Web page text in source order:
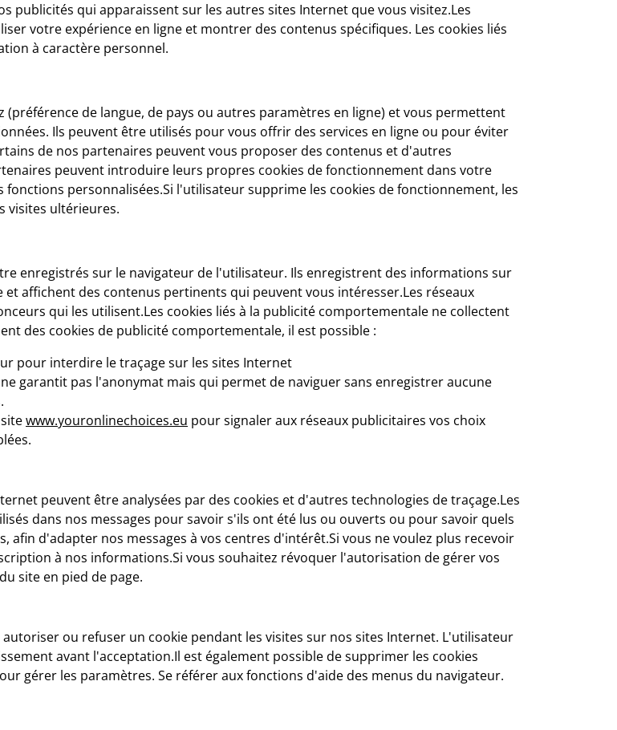
publicités qui apparaissent sur les autres sites Internet que vous visitez.Les
votre expérience en ligne et montrer des contenus spécifiques. Les cookies liés
à caractère personnel.
de langue, de pays ou autres paramètres en ligne) et vous permettent
Ils peuvent être utilisés pour vous offrir des services en ligne ou pour éviter
de nos partenaires peuvent vous proposer des contenus et d'autres
peuvent introduire leurs propres cookies de fonctionnement dans votre
personnalisées.Si l'utilisateur supprime les cookies de fonctionnement, les
visites ultérieures.
enregistrés sur le navigateur de l'utilisateur. Ils enregistrent des informations sur
affichent des contenus pertinents qui peuvent vous intéresser.Les réseaux
qui les utilisent.Les cookies liés à la publicité comportementale ne collectent
des cookies de publicité comportementale, il est possible :
pour interdire le traçage sur les sites Internet
garantit pas l'anonymat mais qui permet de naviguer sans enregistrer aucune
www.youronlinechoices.eu pour signaler aux réseaux publicitaires vos choix
peuvent être analysées par des cookies et d'autres technologies de traçage.Les
dans nos messages pour savoir s'ils ont été lus ou ouverts ou pour savoir quels
afin d'adapter nos messages à vos centres d'intérêt.Si vous ne voulez plus recevoir
à nos informations.Si vous souhaitez révoquer l'autorisation de gérer vos
site en pied de page.
ou refuser un cookie pendant les visites sur nos sites Internet. L'utilisateur
avant l'acceptation.Il est également possible de supprimer les cookies
gérer les paramètres. Se référer aux fonctions d'aide des menus du navigateur.